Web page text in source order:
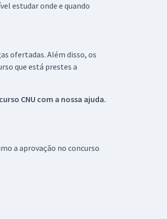
estudar onde e quando
ofertadas. Além disso, os
que está prestes a
CNU com a nossa ajuda.
a aprovação no concurso